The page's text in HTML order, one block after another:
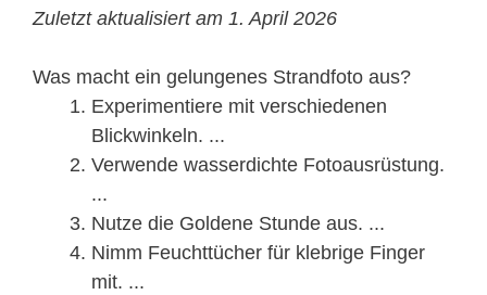
Zuletzt aktualisiert am 1. April 2026
Was macht ein gelungenes Strandfoto aus?
Experimentiere mit verschiedenen
Blickwinkeln. ...
Verwende wasserdichte Fotoausrüstung.
...
Nutze die Goldene Stunde aus. ...
Nimm Feuchttücher für klebrige Finger
mit. ...